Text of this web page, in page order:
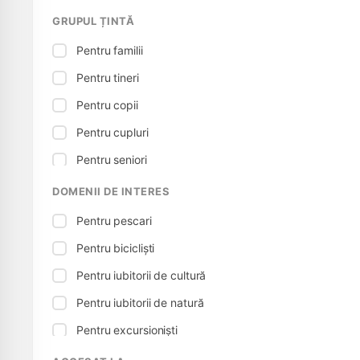
GRUPUL ȚINTĂ
Pentru familii
Pentru tineri
Pentru copii
Pentru cupluri
Pentru seniori
DOMENII DE INTERES
Pentru pescari
Pentru bicicliști
Pentru iubitorii de cultură
Pentru iubitorii de natură
Pentru excursioniști